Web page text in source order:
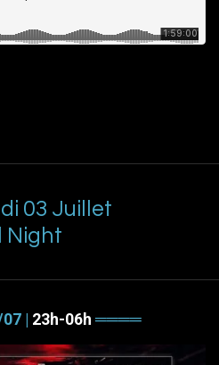
03 Juillet
Night
| 23h-06h ════